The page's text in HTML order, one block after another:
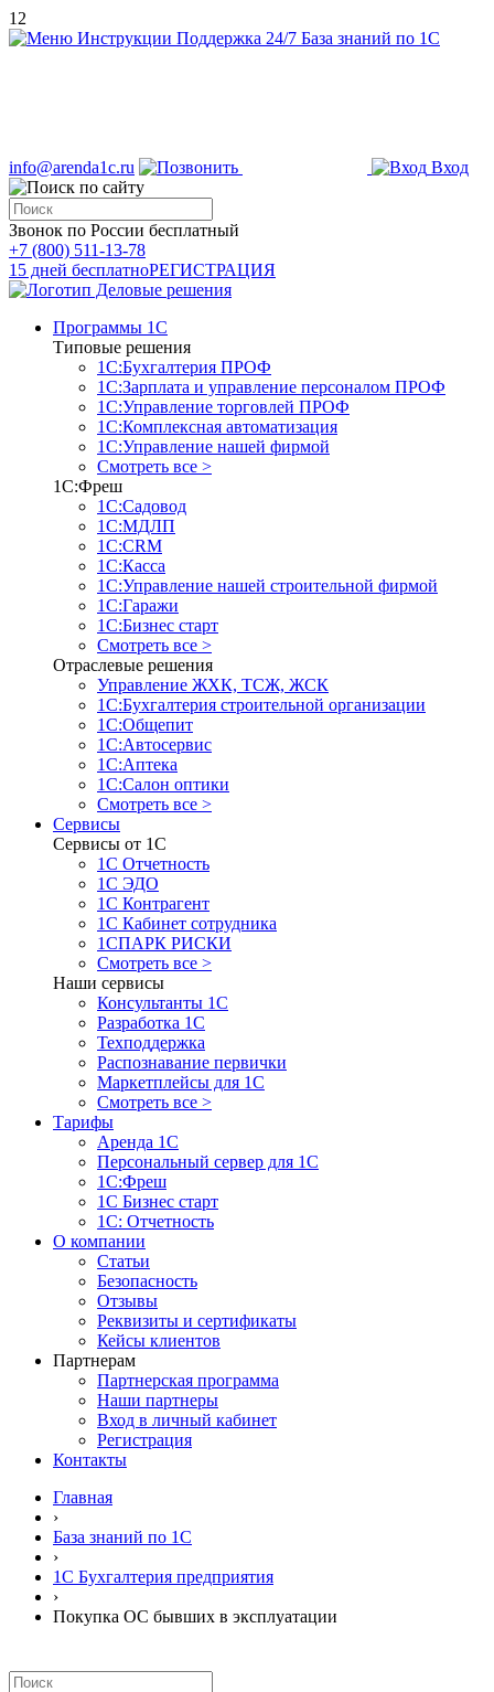
12
Инструкции Поддержка 24/7 База знаний по 1С
info@arenda1c.ru Вход
Звонок по России бесплатный
+7 (800) 511-13-78
15 дней бесплатноРЕГИСТРАЦИЯ
Программы 1С
Типовые решения
1С:Бухгалтерия ПРОФ
1С:Зарплата и управление персоналом ПРОФ
1С:Управление торговлей ПРОФ
1С:Комплексная автоматизация
1С:Управление нашей фирмой
Смотреть все >
1С:Фреш
1С:Садовод
1С:МДЛП
1С:CRM
1С:Касса
1С:Управление нашей строительной фирмой
1С:Гаражи
1С:Бизнес старт
Смотреть все >
Отраслевые решения
Управление ЖХК, ТСЖ, ЖСК
1С:Бухгалтерия строительной организации
1С:Общепит
1С:Автосервис
1С:Аптека
1С:Салон оптики
Смотреть все >
Сервисы
Сервисы от 1С
1С Отчетность
1С ЭДО
1С Контрагент
1С Кабинет сотрудника
1СПАРК РИСКИ
Смотреть все >
Наши сервисы
Консультанты 1С
Разработка 1С
Техподдержка
Распознавание первички
Маркетплейсы для 1С
Смотреть все >
Тарифы
Аренда 1С
Персональный сервер для 1С
1С:Фреш
1С Бизнес старт
1С: Отчетность
О компании
Статьи
Безопасность
Отзывы
Реквизиты и сертификаты
Кейсы клиентов
Партнерам
Партнерская программа
Наши партнеры
Вход в личный кабинет
Регистрация
Контакты
Главная
›
База знаний по 1С
›
1С Бухгалтерия предприятия
›
Покупка ОС бывших в эксплуатации